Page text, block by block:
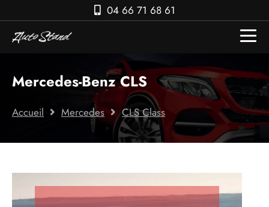
04 66 71 68 61
Mercedes-Benz CLS
Accueil Mercedes CLS Class